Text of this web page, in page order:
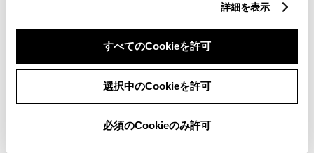
詳細を表示
すべてのCookieを許可
選択中のCookieを許可
必須のCookieのみ許可